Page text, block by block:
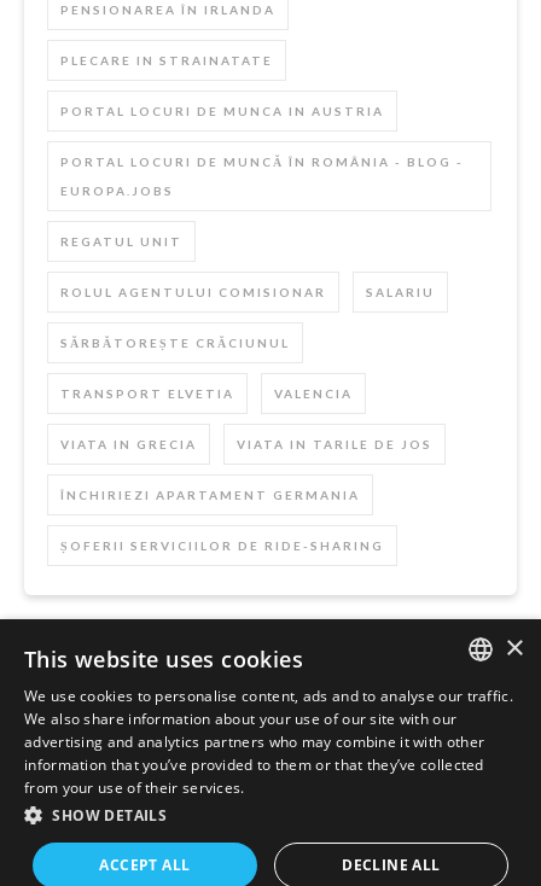
PENSIONAREA ÎN IRLANDA
PLECARE IN STRAINATATE
PORTAL LOCURI DE MUNCA IN AUSTRIA
PORTAL LOCURI DE MUNCĂ ÎN ROMÂNIA - BLOG -
EUROPA.JOBS
REGATUL UNIT
ROLUL AGENTULUI COMISIONAR SALARIU
SĂRBĂTOREȘTE CRĂCIUNUL
TRANSPORT ELVETIA VALENCIA
VIATA IN GRECIA VIATA IN TARILE DE JOS
ÎNCHIRIEZI APARTAMENT GERMANIA
ȘOFERII SERVICIILOR DE RIDE-SHARING
Graceful Theme by Optima Themes
ENGLISH
POLISH
×
This website uses cookies
We use cookies to personalise content, ads and to analyse our traffic.
We also share information about your use of our site with our
advertising and analytics partners who may combine it with other
information that you’ve provided to them or that they’ve collected
from your use of their services.
SHOW DETAILS
ACCEPT ALL DECLINE ALL